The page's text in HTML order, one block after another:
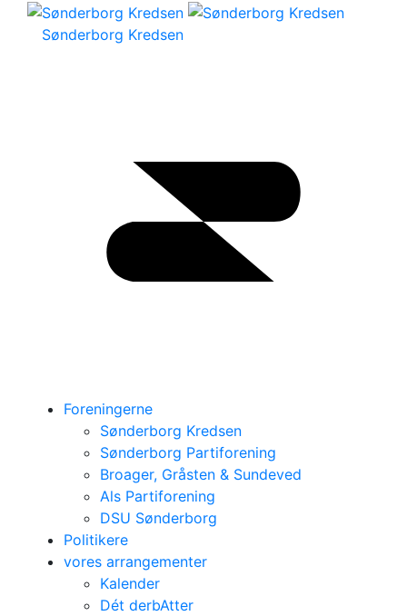
Sønderborg Kredsen
Foreningerne
Sønderborg Kredsen
Sønderborg Partiforening
Broager, Gråsten & Sundeved
Als Partiforening
DSU Sønderborg
Politikere
vores arrangementer
Kalender
Dét derbAtter